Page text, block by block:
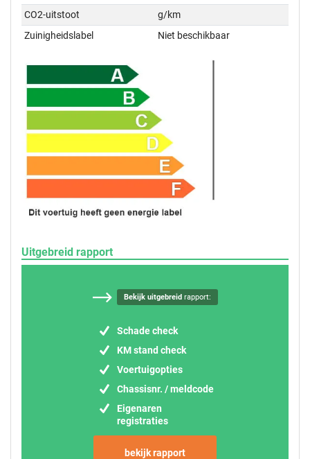
CO2-uitstoot
g/km
Zuinigheidslabel
Niet beschikbaar
Uitgebreid rapport
Bekijk uitgebreidrapport:
Schade check
KM stand check
Voertuigopties
Chassisnr. / meldcode
Eigenaren
registraties
bekijk rapport